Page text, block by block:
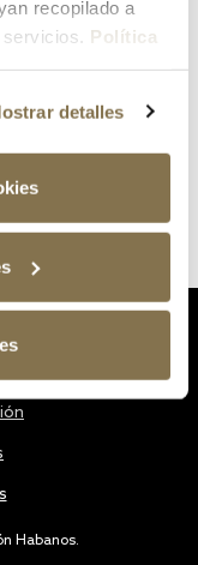
recopilado a
Política
detalles
Habanos.